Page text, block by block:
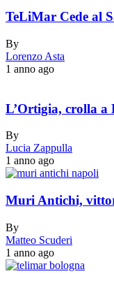
TeLiMar Cede al
By
Lorenzo Asta
1 anno ago
L’Ortigia, crolla a
By
Lucia Zappulla
1 anno ago
Muri Antichi,
By
Matteo Scuderi
1 anno ago